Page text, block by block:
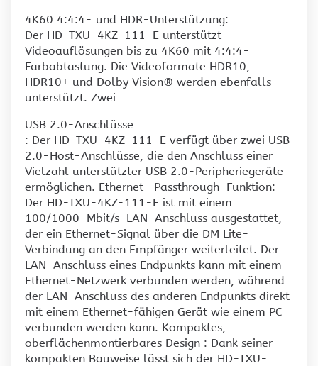
4K60 4:4:4- und HDR-Unterstützung:
Der HD-TXU-4KZ-111-E unterstützt
Videoauflösungen bis zu 4K60 mit 4:4:4-
Farbabtastung. Die Videoformate HDR10,
HDR10+ und Dolby Vision® werden ebenfalls
unterstützt. Zwei
USB 2.0-Anschlüsse
: Der HD-TXU-4KZ-111-E verfügt über zwei USB
2.0-Host-Anschlüsse, die den Anschluss einer
Vielzahl unterstützter USB 2.0-Peripheriegeräte
ermöglichen. Ethernet -Passthrough-Funktion:
Der HD-TXU-4KZ-111-E ist mit einem
100/1000-Mbit/s-LAN-Anschluss ausgestattet,
der ein Ethernet-Signal über die DM Lite-
Verbindung an den Empfänger weiterleitet. Der
LAN-Anschluss eines Endpunkts kann mit einem
Ethernet-Netzwerk verbunden werden, während
der LAN-Anschluss des anderen Endpunkts direkt
mit einem Ethernet-fähigen Gerät wie einem PC
verbunden werden kann. Kompaktes,
oberflächenmontierbares Design : Dank seiner
kompakten Bauweise lässt sich der HD-TXU-